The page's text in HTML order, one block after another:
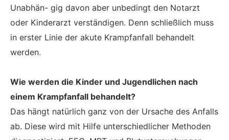
Unabhän- gig davon aber unbedingt den Notarzt
oder Kinderarzt verständigen. Denn schließlich muss
in erster Linie der akute Krampfanfall behandelt
werden.
Wie werden die Kinder und Jugendlichen nach
einem Krampfanfall behandelt?
Das hängt natürlich ganz von der Ursache des Anfalls
ab. Diese wird mit Hilfe unterschiedlicher Methoden